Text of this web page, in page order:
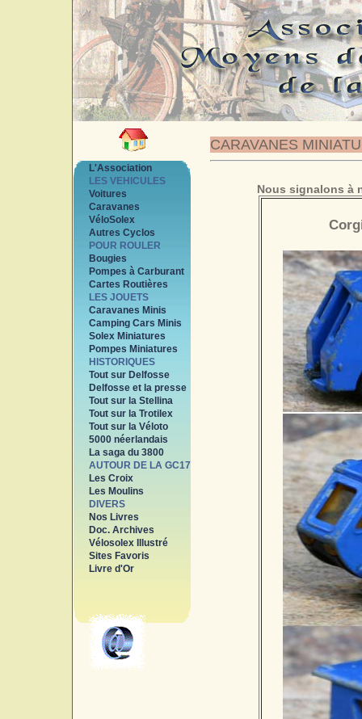
CARAVANES
L'Association
LES VEHICULES
Voitures
Caravanes
VéloSolex
Autres Cyclos
POUR ROULER
Bougies
Pompes à Carburant
Cartes Routières
LES JOUETS
Caravanes Minis
Camping Cars Minis
Solex Miniatures
Pompes Miniatures
HISTORIQUES
Tout sur Delfosse
Delfosse et la presse
Tout sur la Stellina
Tout sur la Trotilex
Tout sur la Véloto
5000 néerlandais
La saga du 3800
AUTOUR DE LA GC17
Les Croix
Les Moulins
DIVERS
Nos Livres
Doc. Archives
Vélosolex Illustré
Sites Favoris
Livre d'Or
Nous signalons à